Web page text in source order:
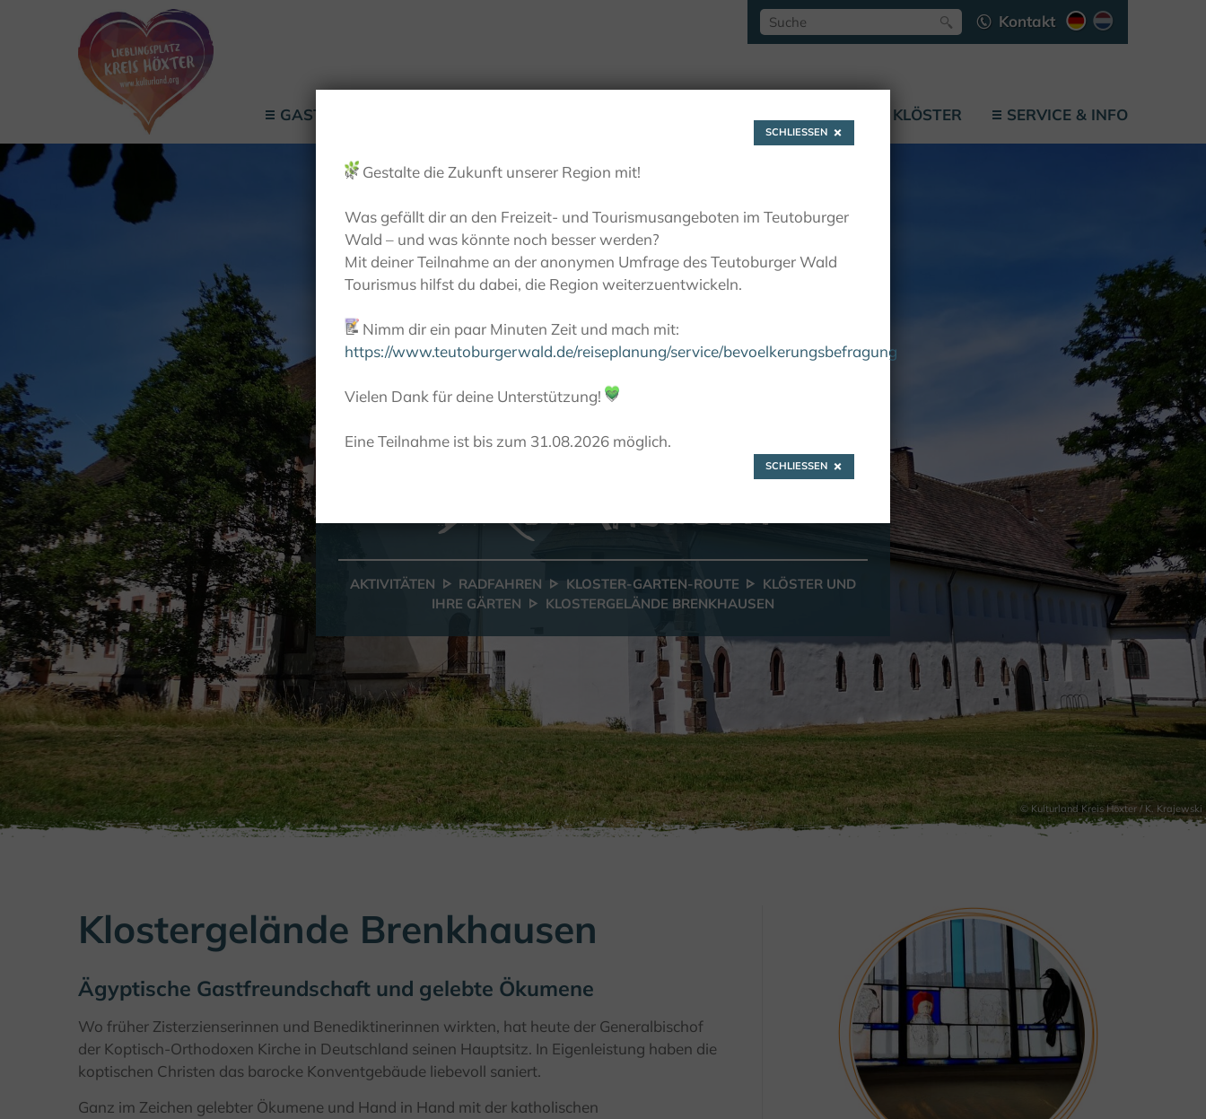
Kontakt
GASTGEBER KLÖSTER SERVICE & INFO
Klostergelände
Brenkhausen
AKTIVITÄTEN RADFAHREN KLOSTER-GARTEN-ROUTE
KLÖSTER UND
IHRE GÄRTEN
KLOSTERGELÄNDE BRENKHAUSEN
© Kulturland Kreis Höxter / K. Krajewski
Klostergelände Brenkhausen
Ägyptische Gastfreundschaft und gelebte Ökumene
Wo früher Zisterzienserinnen und Benediktinerinnen wirkten, hat heute der Generalbischof
der Koptisch-Orthodoxen Kirche in Deutschland seinen Hauptsitz. In Eigenleistung haben die
koptischen Christen das barocke Konventgebäude liebevoll saniert.
Ganz im Zeichen gelebter Ökumene und Hand in Hand mit der katholischen
SCHLIESSEN
🌿 Gestalte die Zukunft unserer Region mit!
Was gefällt dir an den Freizeit- und Tourismusangeboten im Teutoburger
Wald – und was könnte noch besser werden?
Mit deiner Teilnahme an der anonymen Umfrage des Teutoburger Wald
Tourismus hilfst du dabei, die Region weiterzuentwickeln.
📝 Nimm dir ein paar Minuten Zeit und mach mit:
https://www.teutoburgerwald.de/reiseplanung/service/bevoelkerungsbefragung
Vielen Dank für deine Unterstützung! 💚
Eine Teilnahme ist bis zum 31.08.2026 möglich.
SCHLIESSEN